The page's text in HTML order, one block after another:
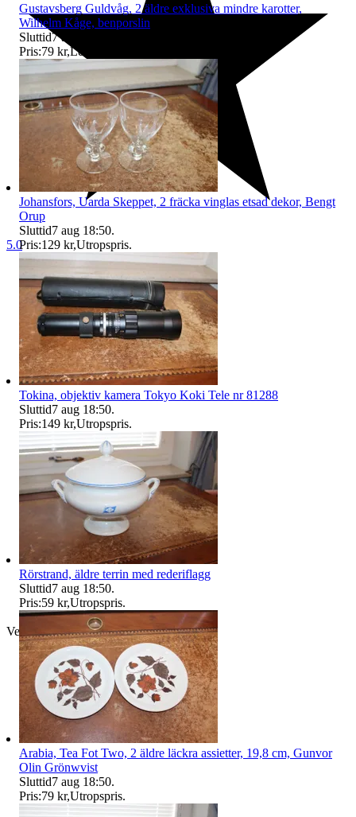
5.0
Verifierad
Gustavsberg Guldvåg, 2 äldre exklusiva mindre karotter,
Wilhelm Kåge, benporslin
Sluttid7 aug 18:50
Pris:79 kr,Ledande bud
Johansfors, Uarda Skeppet, 2 fräcka vinglas etsad dekor, Bengt
Orup
Sluttid7 aug 18:50.
Pris:129 kr,Utropspris.
Tokina, objektiv kamera Tokyo Koki Tele nr 81288
Sluttid7 aug 18:50.
Pris:149 kr,Utropspris.
Rörstrand, äldre terrin med rederiflagg
Sluttid7 aug 18:50.
Pris:59 kr,Utropspris.
Arabia, Tea Fot Two, 2 äldre läckra assietter, 19,8 cm, Gunvor
Olin Grönwvist
Sluttid7 aug 18:50.
Pris:79 kr,Utropspris.